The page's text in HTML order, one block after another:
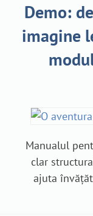
Demo:
imagine
Manualul
clar
ajuta